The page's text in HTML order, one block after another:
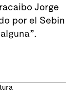
Jorge
por el Sebin